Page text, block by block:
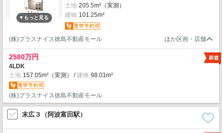
土地 205.5m²（実測）
建物 101.25m²
(株)プラスナイス徳島不動産モール
2580万円
4LDK
土地 157.05m²（実測） 建物 98.01m²
(株)プラスナイス徳島不動産モール
末広３（阿波富田駅）